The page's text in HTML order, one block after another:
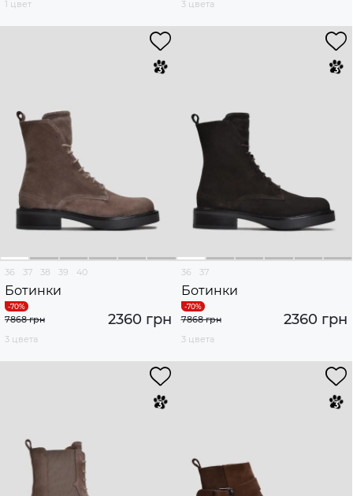
1 цвет
3 цвета
36 37 38 39 40
Ботинки
2360 грн
7868 грн
3 цвета
36 37
Ботинки
2360 грн
7868 грн
3 цвета